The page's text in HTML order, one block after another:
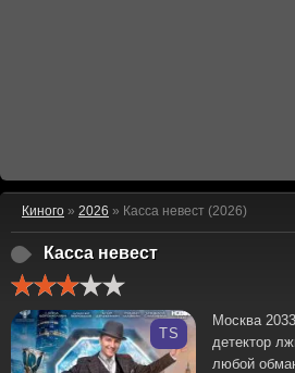
Киного » 2026 » Касса невест (2026)
Касса невест
TS
Москва
детектор
любой